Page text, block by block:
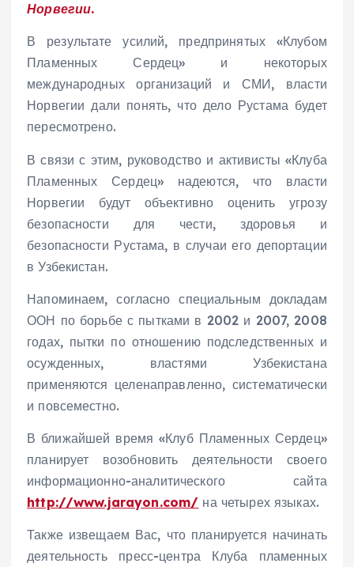
Норвегии.
В результате усилий, предпринятых «Клубом
Пламенных Сердец» и некоторых
международных организаций и СМИ, власти
Норвегии дали понять, что дело Рустама будет
пересмотрено.
В связи с этим, руководство и активисты «Клуба
Пламенных Сердец» надеются, что власти
Норвегии будут объективно оценить угрозу
безопасности для чести, здоровья и
безопасности Рустама, в случаи его депортации
в Узбекистан.
Напоминаем, согласно специальным докладам
ООН по борьбе с пытками в 2002 и 2007, 2008
годах, пытки по отношению подследственных и
осужденных, властями Узбекистана
применяются целенаправленно, систематически
и повсеместно.
В ближайшей время «Клуб Пламенных Сердец»
планирует возобновить деятельности своего
информационно-аналитического сайта
http://www.jarayon.com/ на четырех языках.
Также извещаем Вас, что планируется начинать
деятельность пресс-центра Клуба пламенных